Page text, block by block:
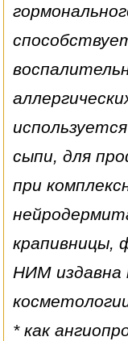
сыпи, для
при
крапивницы,
НИМ издавна
* как